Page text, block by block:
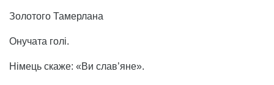
Золотого Тамерлана
Онучата голі.
Німець скаже: «Ви слав’яне».